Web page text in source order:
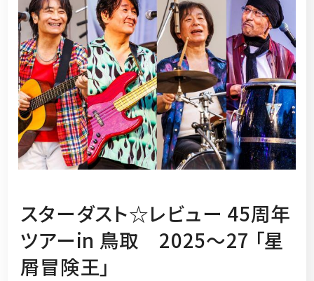
スターダスト☆レビュー 45周年
ツアーin 鳥取 2025～27 「星
屑冒険王」